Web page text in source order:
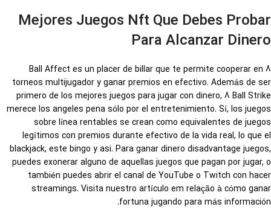
Mejores Juegos Nft Que Debes Probar
Para Alcanzar Dinero
8 Ball Affect es un placer de billar que te permite cooperar en
torneos multijugador y ganar premios en efectivo. Además de ser
primero de los mejores juegos para jugar con dinero, 8 Ball Strike
merece los angeles pena sólo por el entretenimiento. Sí, los juegos
sobre línea rentables se crean como equivalentes de juegos
legítimos con premios durante efectivo de la vida real, lo que el
blackjack, este bingo y asi. Para ganar dinero disadvantage juegos,
puedes exonerar alguno de aquellas juegos que pagan por jugar, o
también puedes abrir el canal de YouTube o Twitch con hacer
streamings. Visita nuestro artículo em relação à cómo ganar
fortuna jugando para más información.